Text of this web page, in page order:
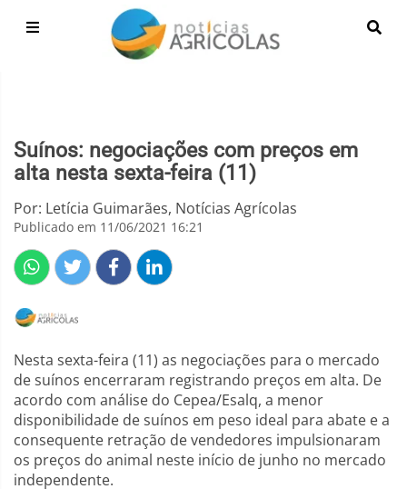
Suínos: negociações com preços em
alta nesta sexta-feira (11)
Por: Letícia Guimarães, Notícias Agrícolas
Publicado em 11/06/2021 16:21
Nesta sexta-feira (11) as negociações para o mercado
de suínos encerraram registrando preços em alta. De
acordo com análise do Cepea/Esalq, a menor
disponibilidade de suínos em peso ideal para abate e a
consequente retração de vendedores impulsionaram
os preços do animal neste início de junho no mercado
independente.